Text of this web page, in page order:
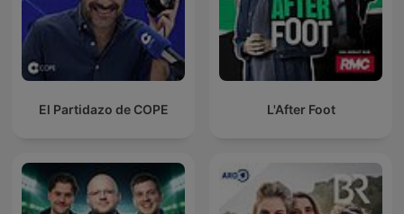
El Partidazo de COPE L'After Foot